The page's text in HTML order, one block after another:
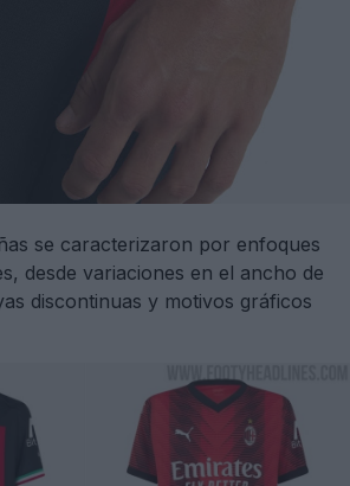
se caracterizaron por enfoques
desde variaciones en el ancho de
discontinuas y motivos gráficos